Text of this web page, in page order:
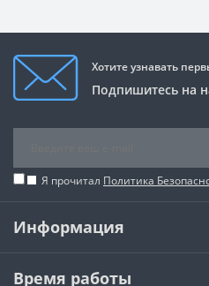
Хотите узнавать
Подпишитесь на
Я прочитал Политика
Информация
Время работы